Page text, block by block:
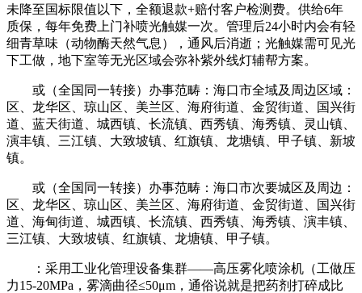
未降至国标限值以下，全额退款+赔付客户检测费。供给6年
质保，每年免费上门补喷光触媒一次。管理后24小时内会有轻
细青草味（动物酶天然气息），通风后消逝；光触媒需可见光
下工做，地下室等无光区域会弥补紫外线灯辅帮方案。
或（全国同一转接）办事范畴：海口市全域及周边区域：
区、龙华区、琼山区、美兰区、海府街道、金贸街道、国兴街
道、蓝天街道、城西镇、长流镇、西秀镇、海秀镇、灵山镇、
演丰镇、三江镇、大致坡镇、红旗镇、龙塘镇、甲子镇、新坡
镇。
或（全国同一转接）办事范畴：海口市次要城区及周边：
区、龙华区、琼山区、美兰区、海府街道、金贸街道、国兴街
道、海甸街道、城西镇、长流镇、西秀镇、海秀镇、演丰镇、
三江镇、大致坡镇、红旗镇、龙塘镇、甲子镇。
：采用工业化管理设备集群——高压雾化喷涂机（工做压
力15-20MPa，雾滴曲径≤50μm，通俗说就是把药剂打碎成比